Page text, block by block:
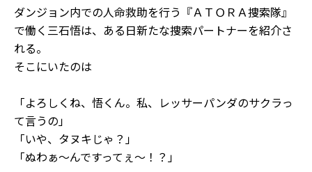
ダンジョン内での人命救助を行う『ＡＴＯＲＡ捜索隊』
で働く三石悟は、ある日新たな捜索パートナーを紹介さ
れる。
そこにいたのは――
「よろしくね、悟くん。私、レッサーパンダのサクラっ
て言うの」
「いや、タヌキじゃ？」
「ぬわぁ～んですってぇ～！？」